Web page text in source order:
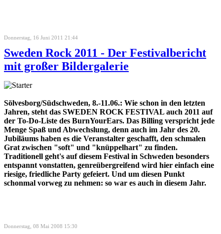
Donnerstag, 16 Juni 2011 21:44
Sweden Rock 2011 - Der Festivalbericht
mit großer Bildergalerie
Sölvesborg/Südschweden, 8.-11.06.: Wie schon in den letzten
Jahren, steht das SWEDEN ROCK FESTIVAL auch 2011 auf
der To-Do-Liste des BurnYourEars. Das Billing verspricht jede
Menge Spaß und Abwechslung, denn auch im Jahr des 20.
Jubiläums haben es die Veranstalter geschafft, den schmalen
Grat zwischen "soft" und "knüppelhart" zu finden.
Traditionell geht's auf diesem Festival in Schweden besonders
entspannt vonstatten, genreübergreifend wird hier einfach eine
riesige, friedliche Party gefeiert. Und um diesen Punkt
schonmal vorweg zu nehmen: so war es auch in diesem Jahr.
Donnerstag, 08 Mai 2008 15:30